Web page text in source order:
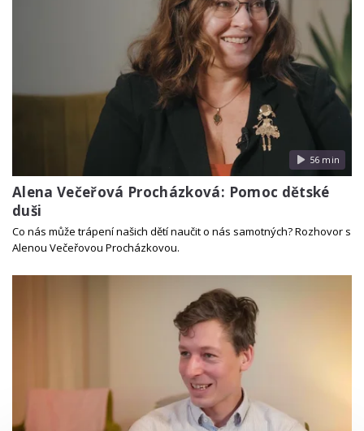
56 min
Alena Večeřová Procházková: Pomoc dětské
duši
Co nás může trápení našich dětí naučit o nás samotných? Rozhovor s
Alenou Večeřovou Procházkovou.